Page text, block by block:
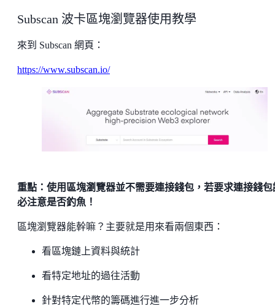
Subscan 波卡區塊瀏覽器使用教學
來到 Subscan 網頁：
https://www.subscan.io/
重點：使用區塊瀏覽器並不需要連接錢包，若要求連接錢包
必注意是否釣魚！
區塊瀏覽器能幹嘛？主要就是用來看兩個東西：
看區塊鏈上資料與統計
看特定地址的過往活動
針對特定代幣的籌碼進行進一步分析